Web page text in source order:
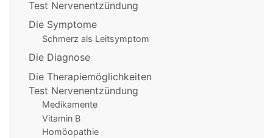
Test Nervenentzündung
Die Symptome
Schmerz als Leitsymptom
Die Diagnose
Die Therapiemöglichkeiten
Test Nervenentzündung
Medikamente
Vitamin B
Homöopathie